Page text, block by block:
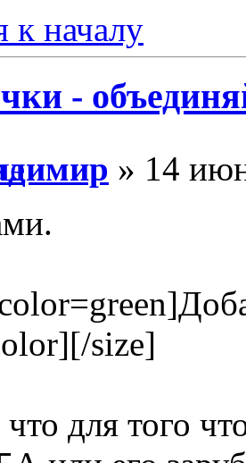
к началу
-
» 14
size]
для того